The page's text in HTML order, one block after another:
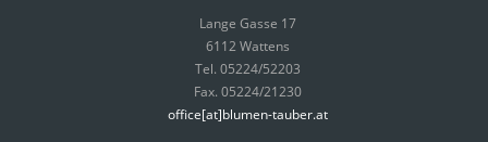
Lange Gasse 17
6112 Wattens
Tel. 05224/52203
Fax. 05224/21230
office[at]blumen-tauber.at